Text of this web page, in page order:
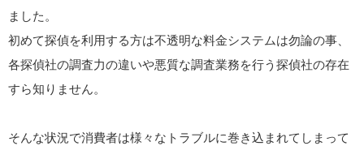
ました。
初めて探偵を利用する方は不透明な料金システムは勿論の事、
各探偵社の調査力の違いや悪質な調査業務を行う探偵社の存在
すら知りません。
そんな状況で消費者は様々なトラブルに巻き込まれてしまって